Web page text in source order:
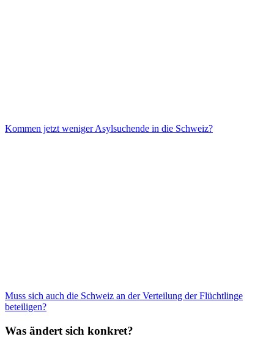
Kommen jetzt weniger Asylsuchende in die Schweiz?
Muss sich auch die Schweiz an der Verteilung der Flüchtlinge
beteiligen?
Was ändert sich konkret?